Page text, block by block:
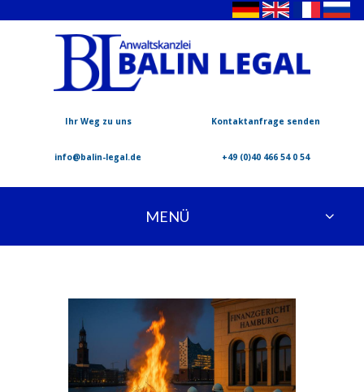
Ihr Weg zu uns Kontaktanfrage senden
info@balin-legal.de +49 (0)40 466 54 0 54
MENÜ